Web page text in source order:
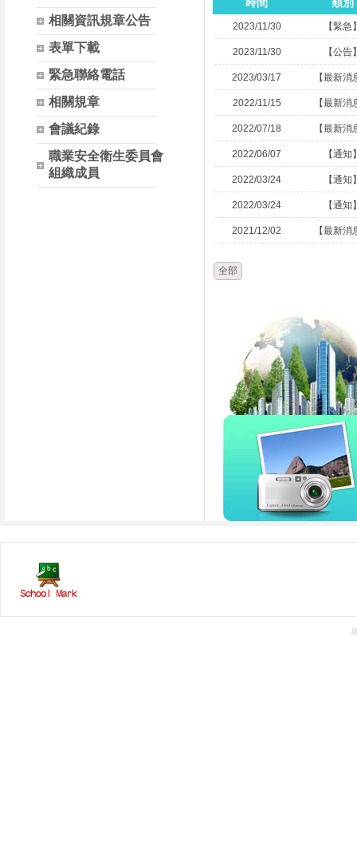
相關資訊規章公告
表單下載
緊急聯絡電話
相關規章
會議紀錄
職業安全衛生委員會
組織成員
2023/11/30 【緊急
2023/11/30 【公告
2023/03/17 【最新消
2022/11/15 【最新消
2022/07/18 【最新消
2022/06/07 【通知
2022/03/24 【通知
2022/03/24 【通知
2021/12/02 【最新消
全部